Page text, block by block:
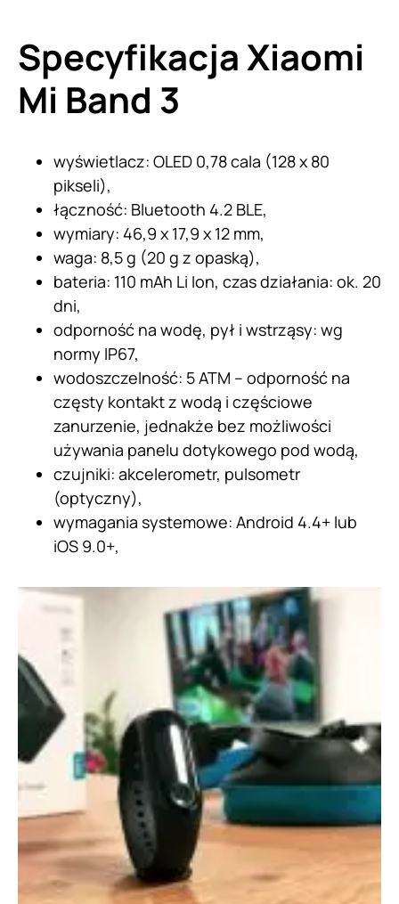
Specyfikacja Xiaomi
Mi Band 3
wyświetlacz: OLED 0,78 cala (128 x 80
pikseli),
łączność: Bluetooth 4.2 BLE,
wymiary: 46,9 x 17,9 x 12 mm,
waga: 8,5 g (20 g z opaską),
bateria: 110 mAh Li Ion, czas działania: ok. 20
dni,
odporność na wodę, pył i wstrząsy: wg
normy IP67,
wodoszczelność: 5 ATM – odporność na
częsty kontakt z wodą i częściowe
zanurzenie, jednakże bez możliwości
używania panelu dotykowego pod wodą,
czujniki: akcelerometr, pulsometr
(optyczny),
wymagania systemowe: Android 4.4+ lub
iOS 9.0+,